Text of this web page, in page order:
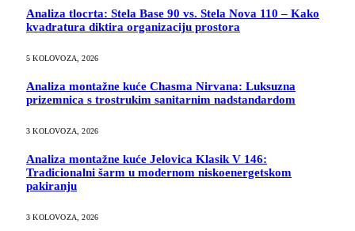
Analiza tlocrta: Stela Base 90 vs. Stela Nova 110 – Kako
kvadratura diktira organizaciju prostora
5 KOLOVOZA, 2026
Analiza montažne kuće Chasma Nirvana: Luksuzna
prizemnica s trostrukim sanitarnim nadstandardom
3 KOLOVOZA, 2026
Analiza montažne kuće Jelovica Klasik V 146:
Tradicionalni šarm u modernom niskoenergetskom
pakiranju
3 KOLOVOZA, 2026